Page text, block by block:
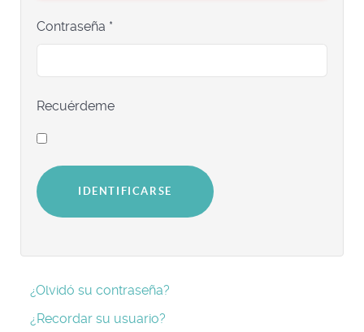
Contraseña *
Recuérdeme
IDENTIFICARSE
¿Olvidó su contraseña?
¿Recordar su usuario?